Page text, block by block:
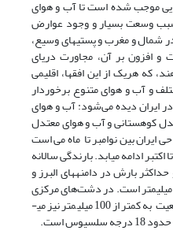
موجب شده است تا آب و هوای
سبب وسعت بسیار و وجود عوارض
در شمال و مغرب و پستی­های وسیع،
افزون بر آن، مجاورت دریای
که هریک از این افق­ها، اقلیمی
و آب و هوای متنوع برخوردار
ایران دیده می‌شود: آب و هوای
کوهستانی و آب و هوای معتدل
ایران بین نوامبر تا ماه می است
ادامه میابد. بارندگی سالانه
240 میلیمتر و حداکثر بارش در دامنه­های البرز و
زاگرس به ترتیب بیش از 1600 و 480 میلیمتر است. در دشت‌های مرکزی
و شرقی، دامنه بارندگی بسته به موقعیت به کمتر از 100 میلیمتر نیز می­
است.